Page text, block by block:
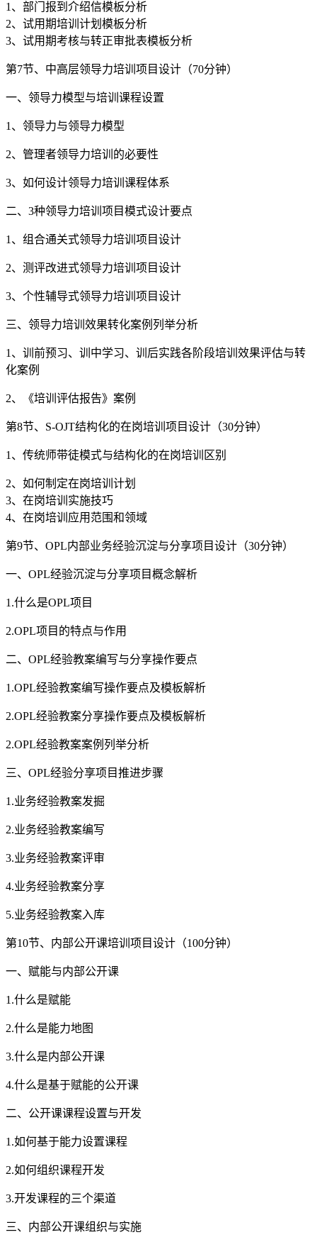
1、部门报到介绍信模板分析
2、试用期培训计划模板分析
3、试用期考核与转正审批表模板分析
第7节、中高层领导力培训项目设计（70分钟）
一、领导力模型与培训课程设置
1、领导力与领导力模型
2、管理者领导力培训的必要性
3、如何设计领导力培训课程体系
二、3种领导力培训项目模式设计要点
1、组合通关式领导力培训项目设计
2、测评改进式领导力培训项目设计
3、个性辅导式领导力培训项目设计
三、领导力培训效果转化案例列举分析
1、训前预习、训中学习、训后实践各阶段培训效果评估与转
化案例
2、《培训评估报告》案例
第8节、S-OJT结构化的在岗培训项目设计（30分钟）
1、传统师带徒模式与结构化的在岗培训区别
2、如何制定在岗培训计划
3、在岗培训实施技巧
4、在岗培训应用范围和领域
第9节、OPL内部业务经验沉淀与分享项目设计（30分钟）
一、OPL经验沉淀与分享项目概念解析
1.什么是OPL项目
2.OPL项目的特点与作用
二、OPL经验教案编写与分享操作要点
1.OPL经验教案编写操作要点及模板解析
2.OPL经验教案分享操作要点及模板解析
2.OPL经验教案案例列举分析
三、OPL经验分享项目推进步骤
1.业务经验教案发掘
2.业务经验教案编写
3.业务经验教案评审
4.业务经验教案分享
5.业务经验教案入库
第10节、内部公开课培训项目设计（100分钟）
一、赋能与内部公开课
1.什么是赋能
2.什么是能力地图
3.什么是内部公开课
4.什么是基于赋能的公开课
二、公开课课程设置与开发
1.如何基于能力设置课程
2.如何组织课程开发
3.开发课程的三个渠道
三、内部公开课组织与实施